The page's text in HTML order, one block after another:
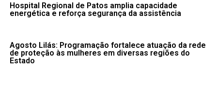
Hospital Regional de Patos amplia capacidade
energética e reforça segurança da assistência
Agosto Lilás: Programação fortalece atuação da rede
de proteção às mulheres em diversas regiões do
Estado